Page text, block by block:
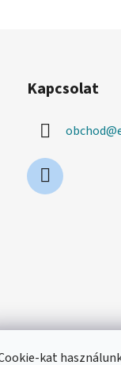
kat
Kapcsolat
obchod@